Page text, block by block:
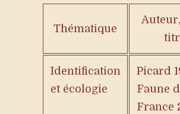
Thématique
Identification
et écologie
Picard
Faune
France